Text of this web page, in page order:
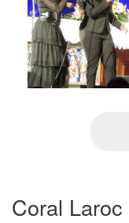
Coral Laroc